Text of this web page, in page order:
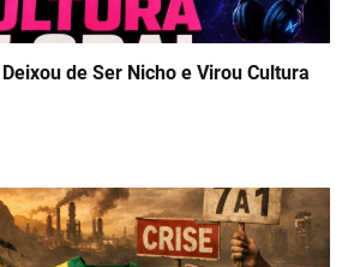
de Ser Nicho e Virou Cultura